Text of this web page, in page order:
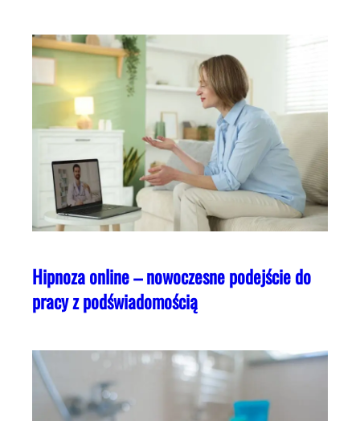
Hipnoza online – nowoczesne podejście do
pracy z podświadomością